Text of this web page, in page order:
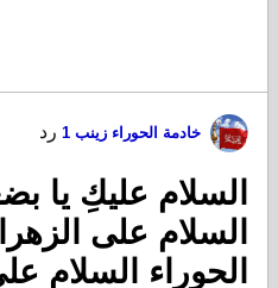
خادمة الحوراء زينب 1 رد
السلام عليكِ يا
السلام على
الحوراء السلام